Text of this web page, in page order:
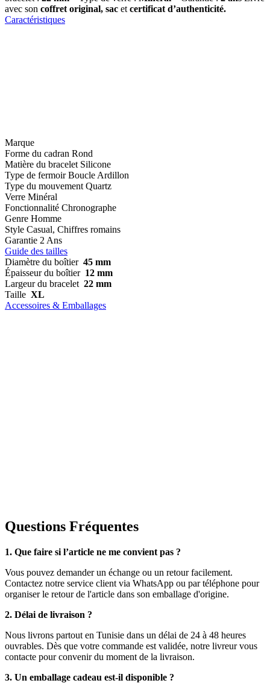
avec son coffret original, sac et certificat d’authenticité.
Caractéristiques
Marque
Forme du cadran Rond
Matière du bracelet Silicone
Type de fermoir Boucle Ardillon
Type du mouvement Quartz
Verre Minéral
Fonctionnalité Chronographe
Genre Homme
Style Casual, Chiffres romains
Garantie 2 Ans
Guide des tailles
Diamètre du boîtier 45 mm
Épaisseur du boîtier 12 mm
Largeur du bracelet 22 mm
Taille XL
Accessoires & Emballages
Questions Fréquentes
1. Que faire si l’article ne me convient pas ?
Vous pouvez demander un échange ou un retour facilement.
Contactez notre service client via WhatsApp ou par téléphone pour
organiser le retour de l'article dans son emballage d'origine.
2. Délai de livraison ?
Nous livrons partout en Tunisie dans un délai de 24 à 48 heures
ouvrables. Dès que votre commande est validée, notre livreur vous
contacte pour convenir du moment de la livraison.
3. Un emballage cadeau est-il disponible ?